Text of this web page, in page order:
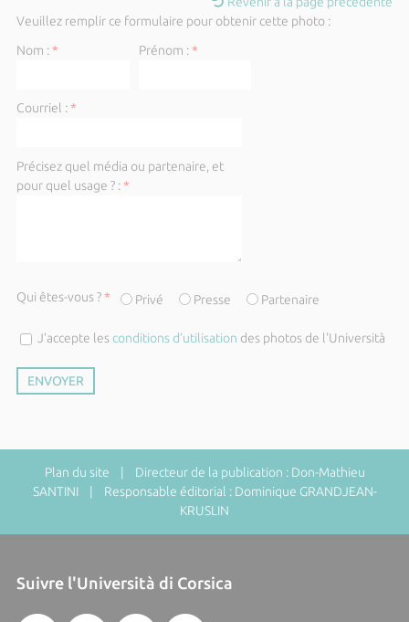
Veuillez remplir ce formulaire pour obtenir cette photo :
Nom :* Prénom :*
Courriel :*
Précisez quel média ou partenaire, et
pour quel usage ? :*
Qui êtes-vous ?* Privé Presse Partenaire
J’accepte lesconditions d’utilisation des photos de l'Università
Plan du site | Directeur de la publication : Don-Mathieu
SANTINI | Responsable éditorial : Dominique GRANDJEAN-
KRUSLIN
Suivre l'Università di Corsica